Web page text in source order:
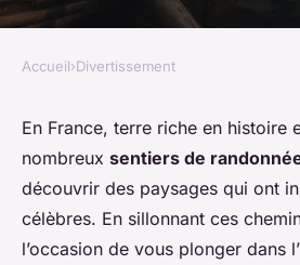
Quels sont les
circuits de
littéraire sur les
écrivains célèbres
Accueil›Divertissement
En France, terre riche en histoire
nombreux sentiers de
découvrir des paysages qui ont
célèbres. En sillonnant ces
l’occasion de vous plonger dans